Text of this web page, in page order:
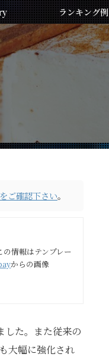
ランキング例
ご確認下さい。
情報はテンプレー
からの画像
した。また従来の
大幅に強化され